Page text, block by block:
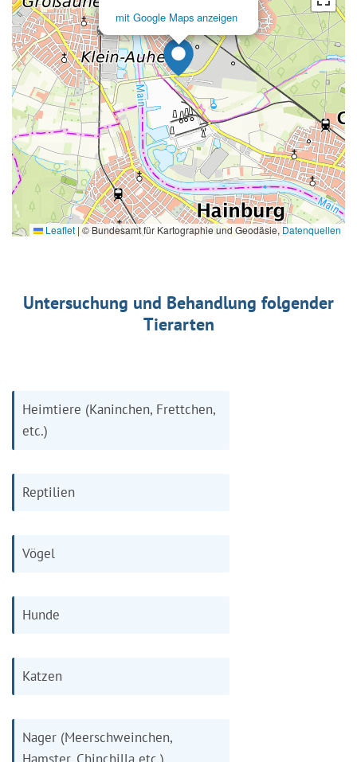
mit Google Maps anzeigen
Leaflet|© Bundesamt für Kartographie und Geodäsie, Datenquellen
Untersuchung und Behandlung folgender
Tierarten
Heimtiere (Kaninchen, Frettchen,
etc.)
Reptilien
Vögel
Hunde
Katzen
Nager (Meerschweinchen,